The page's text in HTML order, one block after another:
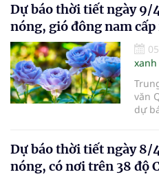
Dự báo thời tiết ngày 9/
nóng, gió đông nam
xanh
văn
dự
Dự báo thời tiết ngày 8/
nóng, có nơi trên 38 độ